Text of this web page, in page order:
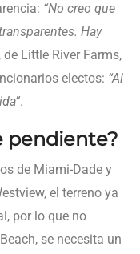
“No creo que
Hay
, de Little River Farms,
electos: “Al
.
pendiente?
de Miami-Dade y
el terreno ya
por lo que no
se necesita un